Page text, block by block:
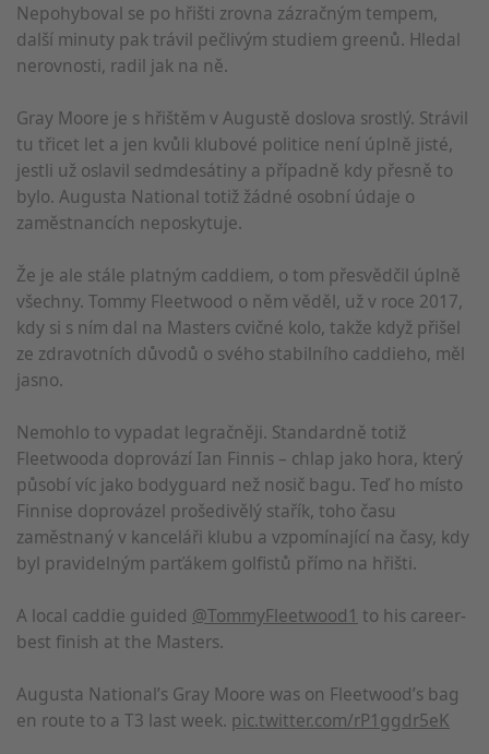
Nepohyboval se po hřišti zrovna zázračným tempem,
další minuty pak trávil pečlivým studiem greenů. Hledal
nerovnosti, radil jak na ně.
Gray Moore je s hřištěm v Augustě doslova srostlý. Strávil
tu třicet let a jen kvůli klubové politice není úplně jisté,
jestli už oslavil sedmdesátiny a případně kdy přesně to
bylo. Augusta National totiž žádné osobní údaje o
zaměstnancích neposkytuje.
Že je ale stále platným caddiem, o tom přesvědčil úplně
všechny. Tommy Fleetwood o něm věděl, už v roce 2017,
kdy si s ním dal na Masters cvičné kolo, takže když přišel
ze zdravotních důvodů o svého stabilního caddieho, měl
jasno.
Nemohlo to vypadat legračněji. Standardně totiž
Fleetwooda doprovází Ian Finnis – chlap jako hora, který
působí víc jako bodyguard než nosič bagu. Teď ho místo
Finnise doprovázel prošedivělý stařík, toho času
zaměstnaný v kanceláři klubu a vzpomínající na časy, kdy
byl pravidelným parťákem golfistů přímo na hřišti.
A local caddie guided @TommyFleetwood1 to his career-
best finish at the Masters.
Augusta National’s Gray Moore was on Fleetwood’s bag
en route to a T3 last week. pic.twitter.com/rP1ggdr5eK